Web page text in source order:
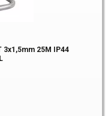
3x1,5mm 25M IP44